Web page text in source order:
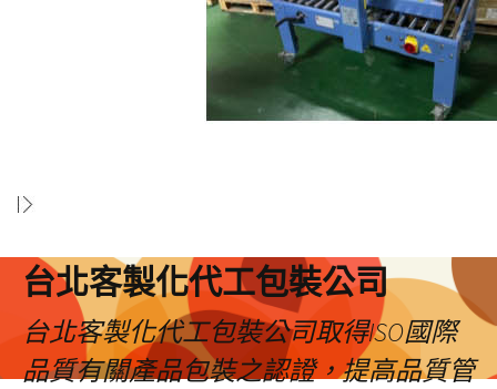
台北客製化代工包裝公司
台北客製化代工包裝公司取得ISO國際
品質有關產品包裝之認證，提高品質管